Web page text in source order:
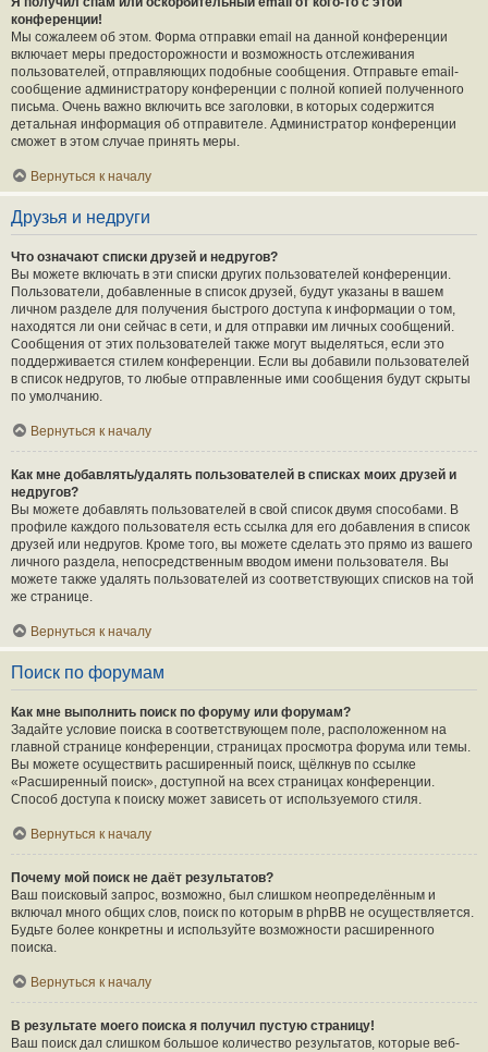
конференции!
Мы сожалеем об этом. Форма отправки email на данной конференции
включает меры предосторожности и возможность отслеживания
пользователей, отправляющих подобные сообщения. Отправьте email-
сообщение администратору конференции с полной копией полученного
письма. Очень важно включить все заголовки, в которых содержится
детальная информация об отправителе. Администратор конференции
сможет в этом случае принять меры.
Вернуться к началу
Друзья и недруги
Что означают списки друзей и недругов?
Вы можете включать в эти списки других пользователей конференции.
Пользователи, добавленные в список друзей, будут указаны в вашем
личном разделе для получения быстрого доступа к информации о том,
находятся ли они сейчас в сети, и для отправки им личных сообщений.
Сообщения от этих пользователей также могут выделяться, если это
поддерживается стилем конференции. Если вы добавили пользователей
в список недругов, то любые отправленные ими сообщения будут скрыты
по умолчанию.
Вернуться к началу
Как мне добавлять/удалять пользователей в списках моих друзей и
недругов?
Вы можете добавлять пользователей в свой список двумя способами. В
профиле каждого пользователя есть ссылка для его добавления в список
друзей или недругов. Кроме того, вы можете сделать это прямо из вашего
личного раздела, непосредственным вводом имени пользователя. Вы
можете также удалять пользователей из соответствующих списков на той
же странице.
Вернуться к началу
Поиск по форумам
Как мне выполнить поиск по форуму или форумам?
Задайте условие поиска в соответствующем поле, расположенном на
главной странице конференции, страницах просмотра форума или темы.
Вы можете осуществить расширенный поиск, щёлкнув по ссылке
«Расширенный поиск», доступной на всех страницах конференции.
Способ доступа к поиску может зависеть от используемого стиля.
Вернуться к началу
Почему мой поиск не даёт результатов?
Ваш поисковый запрос, возможно, был слишком неопределённым и
включал много общих слов, поиск по которым в phpBB не осуществляется.
Будьте более конкретны и используйте возможности расширенного
поиска.
Вернуться к началу
В результате моего поиска я получил пустую страницу!
Ваш поиск дал слишком большое количество результатов, которые веб-